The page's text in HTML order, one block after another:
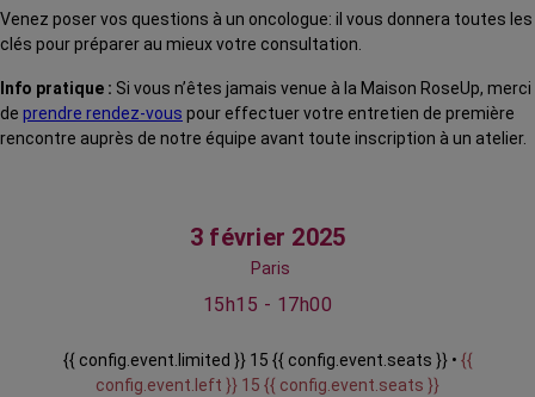
Venez poser vos questions à un oncologue: il vous donnera toutes les
clés pour préparer au mieux votre consultation.
Info pratique : Si vous n’êtes jamais venue à la Maison RoseUp, merci
de prendre rendez-vous pour effectuer votre entretien de première
rencontre auprès de notre équipe avant toute inscription à un atelier.
3 février 2025
Paris
15h15 - 17h00
{{ config.event.limited }} 15 {{ config.event.seats }} • {{
config.event.left }} 15 {{ config.event.seats }}